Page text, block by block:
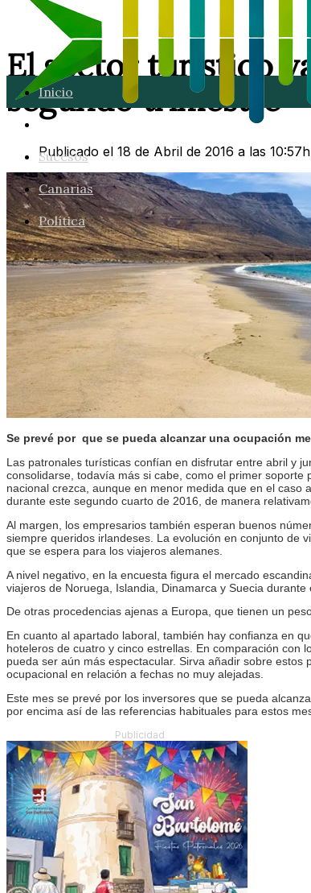
Inicio
Lanzarote
Sucesos
Canarias
Política
El sector turístico
segundo trimestre
Publicado el 18 de Abril de 2016 a las 10:57h
Se prevé por que se pueda alcanzar una ocupación
Las patronales turísticas confían en disfrutar entre abril y
consolidarse, todavía más si cabe, como el primer
nacional crezca, aunque en menor medida que en el caso
durante este segundo cuarto de 2016, de manera
Al margen, los empresarios también esperan buenos
siempre queridos irlandeses. La evolución en conjunto de
que se espera para los viajeros alemanes.
A nivel negativo, en la encuesta figura el mercado
viajeros de Noruega, Islandia, Dinamarca y Suecia durante
De otras procedencias ajenas a Europa, que tienen un
En cuanto al apartado laboral, también hay confianza en
hoteleros de cuatro y cinco estrellas. En comparación con
pueda ser aún más espectacular. Sirva añadir sobre
ocupacional en relación a fechas no muy alejadas.
Este mes se prevé por los inversores que se pueda
por encima así de las referencias habituales para estos
Publicidad